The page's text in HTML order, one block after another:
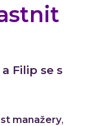
Filip se s
manažery,